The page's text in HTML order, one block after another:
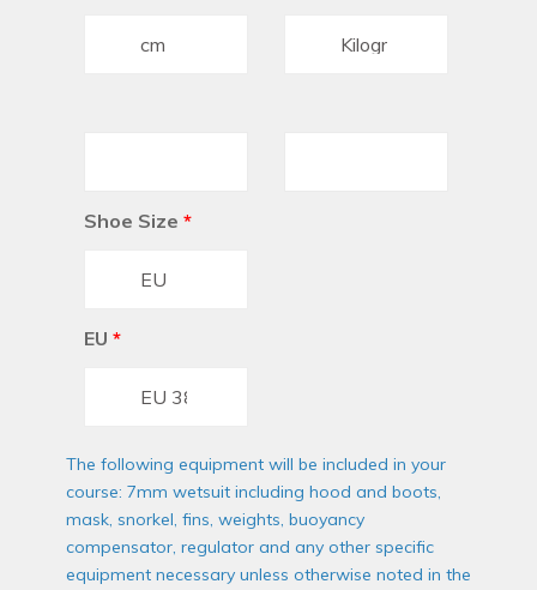
Shoe Size *
EU *
The following equipment will be included in your
course: 7mm wetsuit including hood and boots,
mask, snorkel, fins, weights, buoyancy
compensator, regulator and any other specific
equipment necessary unless otherwise noted in the